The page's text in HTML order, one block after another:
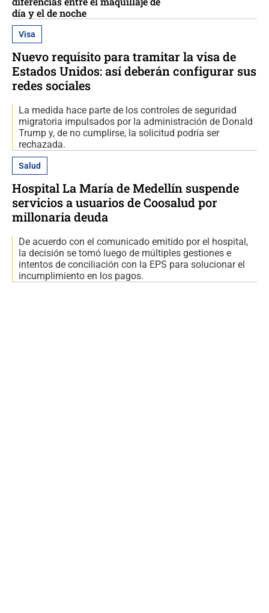
día y el de noche
Visa
Nuevo requisito para tramitar la visa de
Estados Unidos: así deberán configurar sus
redes sociales
La medida hace parte de los controles de seguridad
migratoria impulsados por la administración de Donald
Trump y, de no cumplirse, la solicitud podría ser
rechazada.
Salud
Hospital La María de Medellín suspende
servicios a usuarios de Coosalud por
millonaria deuda
De acuerdo con el comunicado emitido por el hospital,
la decisión se tomó luego de múltiples gestiones e
intentos de conciliación con la EPS para solucionar el
incumplimiento en los pagos.